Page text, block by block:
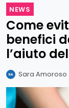
NEWS
Come
benefici
l’aiuto
Sara Amoroso